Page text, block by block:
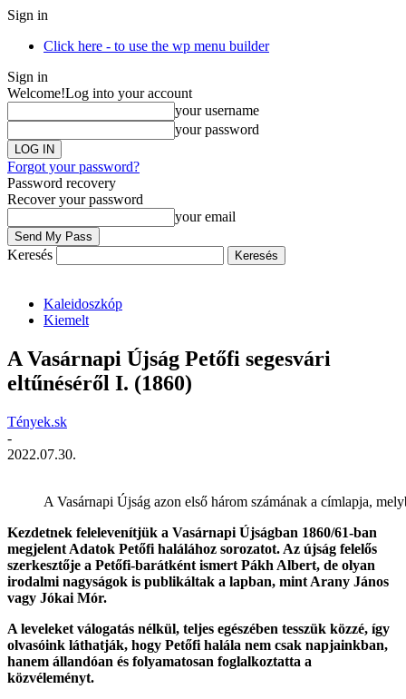
Sign in
Click here - to use the wp menu builder
Sign in
Welcome!Log into your account
your username
your password
Forgot your password?
Password recovery
Recover your password
your email
Keresés
Kaleidoszkóp
Kiemelt
A Vasárnapi Újság Petőfi segesvári
eltűnéséről I. (1860)
Tények.sk
-
2022.07.30.
A Vasárnapi Újság azon első három számának a címlapja,
Kezdetnek felelevenítjük a Vasárnapi Újságban 1860/61-ban
megjelent Adatok Petőfi halálához sorozatot. Az újság felelős
szerkesztője a Petőfi-barátként ismert Pákh Albert, de olyan
irodalmi nagyságok is publikáltak a lapban, mint Arany János
vagy Jókai Mór.
A leveleket válogatás nélkül, teljes egészében tesszük közzé, így
olvasóink láthatják, hogy Petőfi halála nem csak napjainkban,
hanem állandóan és folyamatosan foglalkoztatta a
közvéleményt.